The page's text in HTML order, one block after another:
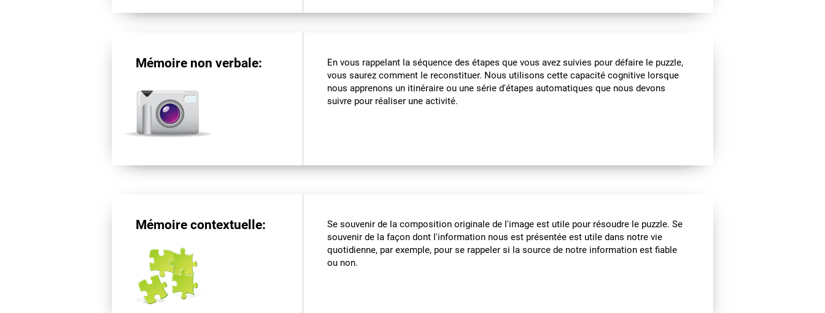
Mémoire non verbale:
En vous rappelant la séquence des étapes que vous avez suivies pour défaire le puzzle,
vous saurez comment le reconstituer. Nous utilisons cette capacité cognitive lorsque
nous apprenons un itinéraire ou une série d'étapes automatiques que nous devons
suivre pour réaliser une activité.
Mémoire contextuelle:
Se souvenir de la composition originale de l'image est utile pour résoudre le puzzle. Se
souvenir de la façon dont l'information nous est présentée est utile dans notre vie
quotidienne, par exemple, pour se rappeler si la source de notre information est fiable
ou non.